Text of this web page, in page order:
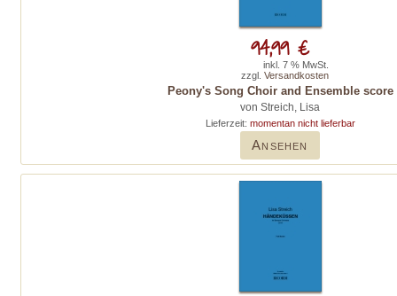
Peony's Song Choir and Ensemble score
von Streich, Lisa
Lieferzeit: momentan nicht lieferbar
Ansehen
94,99 €
inkl. 7 % MwSt.
zzgl. Versandkosten